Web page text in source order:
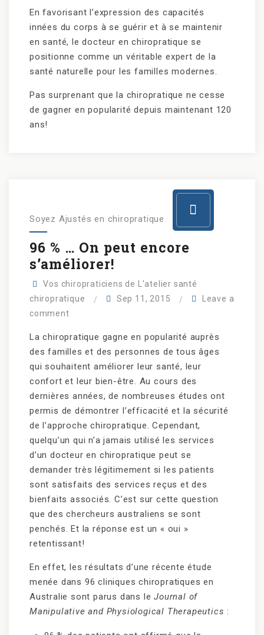
En favorisant l’expression des capacités
innées du corps à se guérir et à se maintenir
en santé, le docteur en chiropratique se
positionne comme un véritable expert de la
santé naturelle pour les familles modernes.
Pas surprenant que la chiropratique ne cesse
de gagner en popularité depuis maintenant 120
ans!
Soyez Ajustés en chiropratique
96 % … On peut encore
s’améliorer!
Vos chiropraticiens de L'atelier santé
chiropratique
Sep 11, 2015
Leave a
comment
La chiropratique gagne en popularité auprès
des familles et des personnes de tous âges
qui souhaitent améliorer leur santé, leur
confort et leur bien-être. Au cours des
dernières années, de nombreuses études ont
permis de démontrer l’efficacité et la sécurité
de l’approche chiropratique. Cependant,
quelqu’un qui n’a jamais utilisé les services
d’un docteur en chiropratique peut se
demander très légitimement si les patients
sont satisfaits des services reçus et des
bienfaits associés. C’est sur cette question
que des chercheurs australiens se sont
penchés. Et la réponse est un « oui »
retentissant!
En effet, les résultats d’une récente étude
menée dans 96 cliniques chiropratiques en
Australie sont parus dans leJournal of
Manipulative and Physiological Therapeutics :